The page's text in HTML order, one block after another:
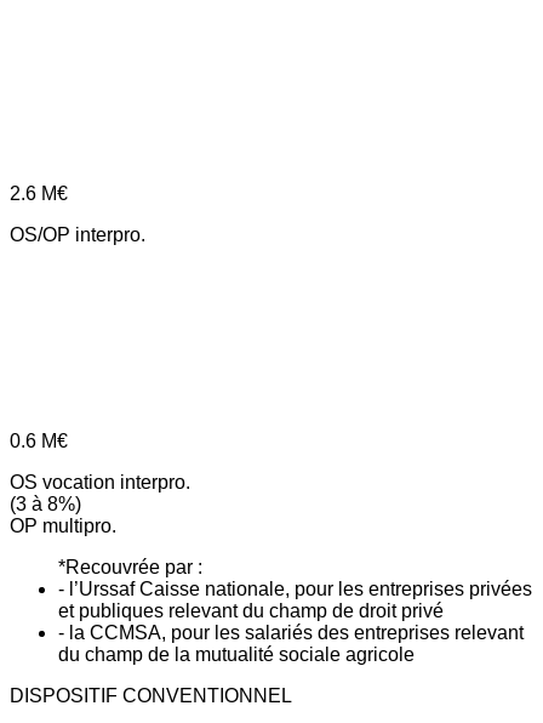
2.6 M€
OS/OP interpro.
0.6 M€
OS vocation interpro.
(3 à 8%)
OP multipro.
*Recouvrée par :
- l’Urssaf Caisse nationale, pour les entreprises privées
et publiques relevant du champ de droit privé
- la CCMSA, pour les salariés des entreprises relevant
du champ de la mutualité sociale agricole
DISPOSITIF CONVENTIONNEL